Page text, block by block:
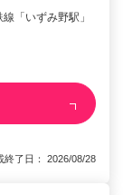
「いずみ野駅」
了日： 2026/08/28